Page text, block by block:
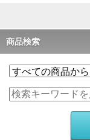
商品検索